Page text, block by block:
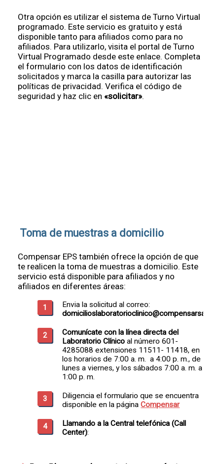
Otra opción es utilizar el sistema de Turno Virtual
programado. Este servicio es gratuito y está
disponible tanto para afiliados como para no
afiliados. Para utilizarlo, visita el portal de Turno
Virtual Programado desde este enlace. Completa
el formulario con los datos de identificación
solicitados y marca la casilla para autorizar las
políticas de privacidad. Verifica el código de
seguridad y haz clic en«solicitar».
Toma de muestras a domicilio
Compensar EPS también ofrece la opción de que
te realicen la toma de muestras a domicilio. Este
servicio está disponible para afiliados y no
afiliados en diferentes áreas:
Envia la solicitud al correo:
Comunícate con la línea directa del
Laboratorio Clínicoal número 601-
4285088 extensiones 11511- 11418, en
los horarios de 7:00 a. m. a 4:00 p. m., de
lunes a viernes, y los sábados 7:00 a. m. a
1:00 p. m.
Diligencia el formulario que se encuentra
disponible en la páginaCompensar
Llamando a la Central telefónica (Call
Center):